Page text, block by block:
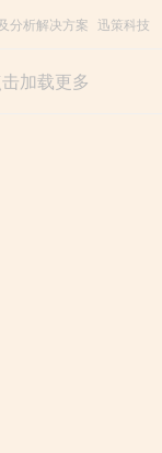
分析解决方案 迅策科技
击加载更多